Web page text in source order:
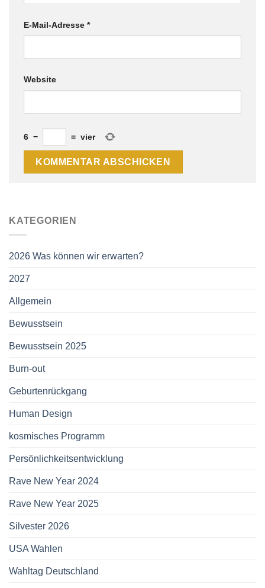
KATEGORIEN
2026 Was können wir erwarten?
2027
Allgemein
Bewusstsein
Bewusstsein 2025
Burn-out
Geburtenrückgang
Human Design
kosmisches Programm
Persönlichkeitsentwicklung
Rave New Year 2024
Rave New Year 2025
Silvester 2026
USA Wahlen
Wahltag Deutschland
E-Mail-Adresse *
Website
6 − = vier